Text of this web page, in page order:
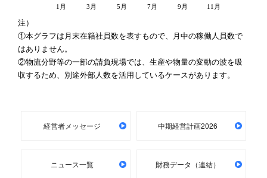
1月 3月 5月 7月 9月 11月
注）
①本グラフは月末在籍社員数を表すもので、月中の稼働人員数で
はありません。
②物流分野等の一部の請負現場では、生産や物量の変動の波を吸
収するため、別途外部人数を活用しているケースがあります。
経営者メッセージ 中期経営計画2026
ニュース一覧 財務データ（連結）